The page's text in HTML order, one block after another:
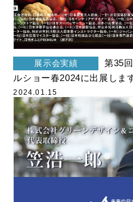
お知らせ
展示会実績
メディア掲載
受賞歴
寄附実績
各種認証
製品紹介動画
2026年2月
2026年1月
2025年12月
2025年10月
2025年9月
2025年8月
2025年5月
展示会実績
ルショー春2024に出展しま
2024.01.15